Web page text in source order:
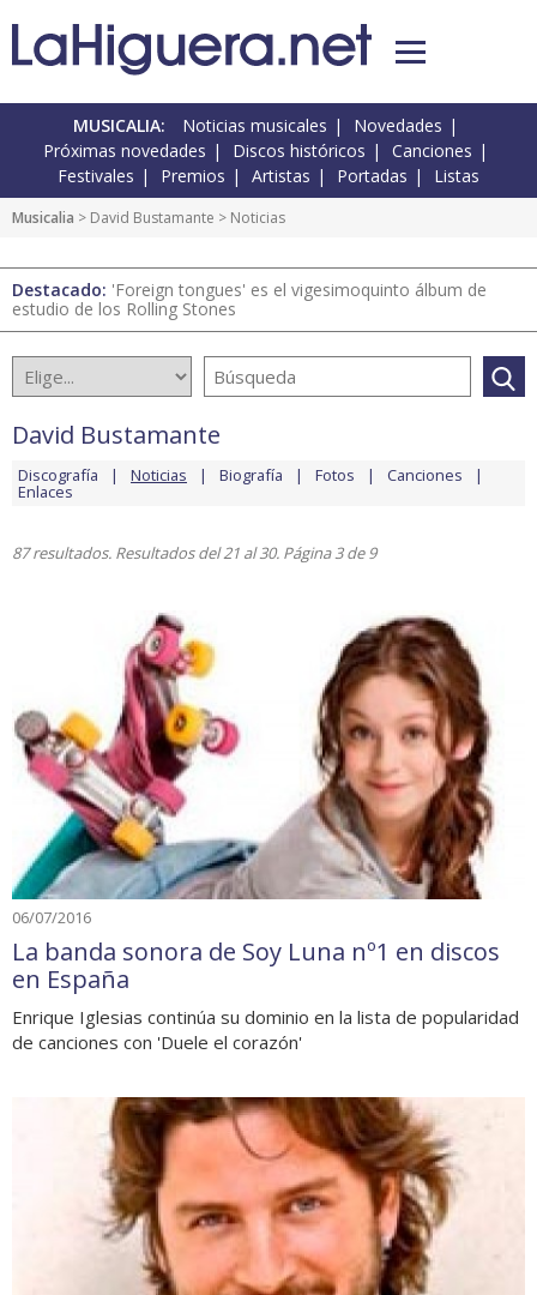
MUSICALIA: Noticias musicales
Novedades
Próximas novedades
Discos históricos
Canciones
Festivales
Premios Artistas Portadas Listas
Musicalia > David Bustamante > Noticias
Destacado: 'Foreign tongues' es el vigesimoquinto álbum de
estudio de los Rolling Stones
David Bustamante
Discografía Noticias Biografía Fotos Canciones
Enlaces
87 resultados. Resultados del 21 al 30. Página 3 de 9
06/07/2016
La banda sonora de Soy Luna nº1 en discos
en España
Enrique Iglesias continúa su dominio en la lista de popularidad
de canciones con 'Duele el corazón'